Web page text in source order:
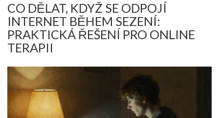
CO DĚLAT, KDYŽ SE ODPOJÍ
INTERNET BĚHEM SEZENÍ:
PRAKTICKÁ ŘEŠENÍ PRO ONLINE
TERAPII